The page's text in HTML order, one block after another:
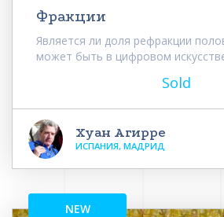
Фракции
Является ли доля рефракции
может быть в цифровом
Sold
Хуан Агирре
ИСПАНИЯ, МАДРИД
NEW